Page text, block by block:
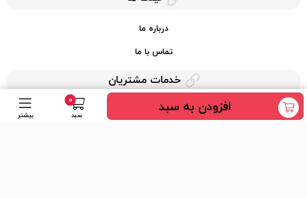
افزودن به سبد 0
سبد بیشتر
درباره ما
تماس با ما
خدمات مشتریان
حریم خصوصی